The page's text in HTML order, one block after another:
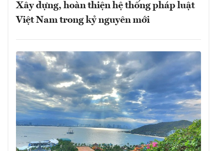
Xây dựng, hoàn thiện hệ thống pháp luật
Việt Nam trong kỷ nguyên mới